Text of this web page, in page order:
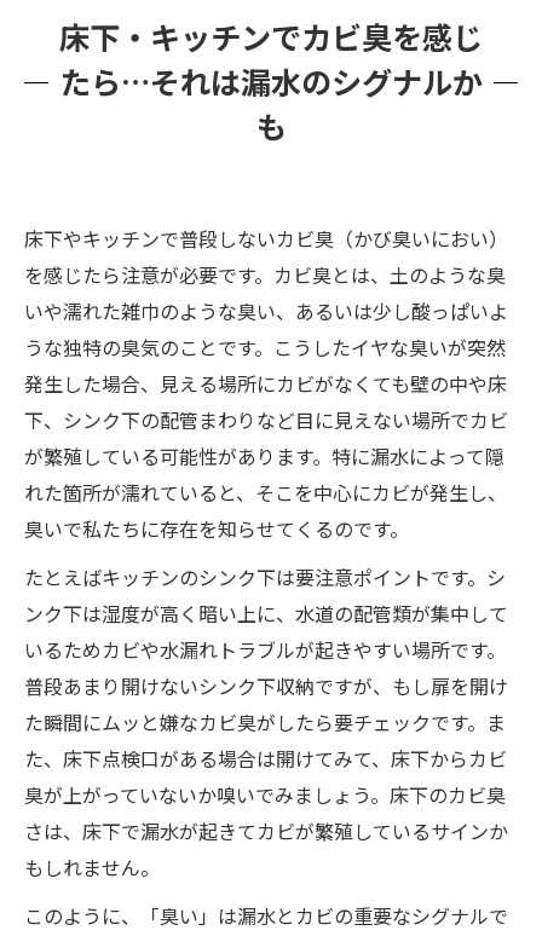
専門業者によるカビ調査・除去作業の流れと依
頼のタイミング
床下・キッチンでカビ臭を感じ
たら…それは漏水のシグナルか
も
床下やキッチンで普段しないカビ臭（かび臭いにおい）
を感じたら注意が必要です。カビ臭とは、土のような臭
いや濡れた雑巾のような臭い、あるいは少し酸っぱいよ
うな独特の臭気のことです。こうしたイヤな臭いが突然
発生した場合、見える場所にカビがなくても壁の中や床
下、シンク下の配管まわりなど目に見えない場所でカビ
が繁殖している可能性があります。特に漏水によって隠
れた箇所が濡れていると、そこを中心にカビが発生し、
臭いで私たちに存在を知らせてくるのです。
たとえばキッチンのシンク下は要注意ポイントです。シ
ンク下は湿度が高く暗い上に、水道の配管類が集中して
いるためカビや水漏れトラブルが起きやすい場所です。
普段あまり開けないシンク下収納ですが、もし扉を開け
た瞬間にムッと嫌なカビ臭がしたら要チェックです。ま
た、床下点検口がある場合は開けてみて、床下からカビ
臭が上がっていないか嗅いでみましょう。床下のカビ臭
さは、床下で漏水が起きてカビが繁殖しているサインか
もしれません。
このように、「臭い」は漏水とカビの重要なシグナルで